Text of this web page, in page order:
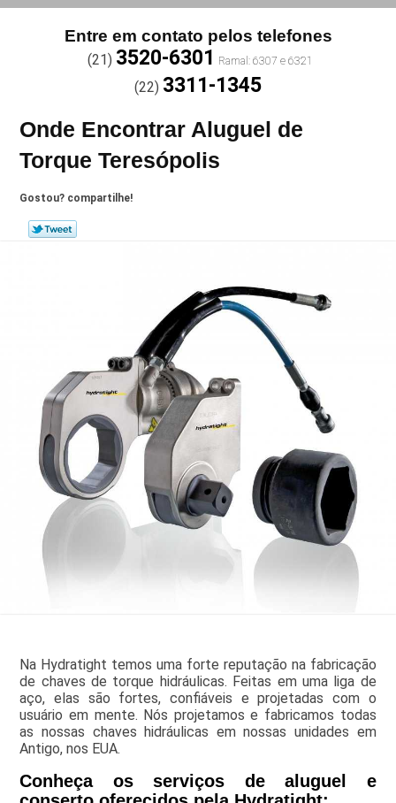
Entre em contato pelos telefones
(21) 3520-6301
(22) 3311-1345
Onde Encontrar Aluguel de
Torque Teresópolis
Gostou? compartilhe!
Na Hydratight temos uma forte reputação na fabricação
de chaves de torque hidráulicas. Feitas em uma liga de
aço, elas são fortes, confiáveis e projetadas com o
usuário em mente. Nós projetamos e fabricamos todas
as nossas chaves hidráulicas em nossas unidades em
Antigo, nos EUA.
Conheça os serviços de aluguel e